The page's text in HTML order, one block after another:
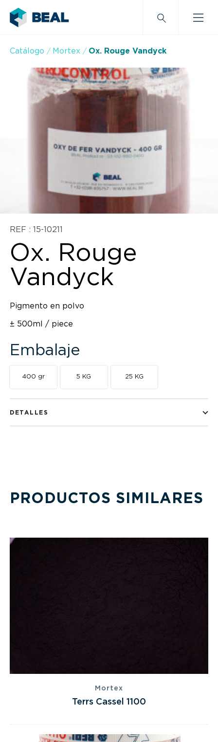
Catálogo Mortex Ox. Rouge Vandyck
REF : 15-10211
Ox. Rouge
Vandyck
Pigmento en polvo
± 500ml / piece
Embalaje
400 gr 5 KG 25 KG
DETALLES
PRODUCTOS SIMILARES
Mortex
Terrs Cassel 1100